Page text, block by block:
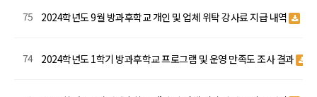
75 2024학년도 9월 방과후학교 개인 및 업체 위탁 강사료 지급 내역
74 2024학년도 1학기 방과후학교 프로그램 및 운영 만족도 조사 결과